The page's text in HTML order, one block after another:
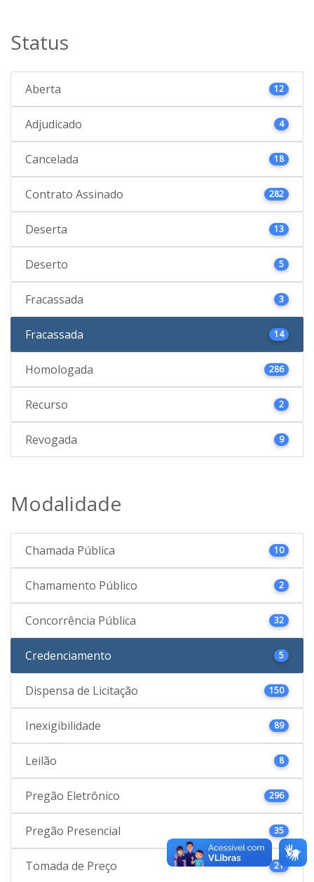
Status
Aberta 12
Adjudicado 4
Cancelada 18
Contrato Assinado 282
Deserta 13
Deserto 5
Fracassada 3
Fracassada 14
Homologada 286
Recurso 2
Revogada 9
Modalidade
Chamada Pública 10
Chamamento Público 2
Concorrência Pública 32
Credenciamento 5
Dispensa de Licitação 150
Inexigibilidade 89
Leilão 8
Pregão Eletrônico 296
Pregão Presencial 35
Tomada de Preço 21